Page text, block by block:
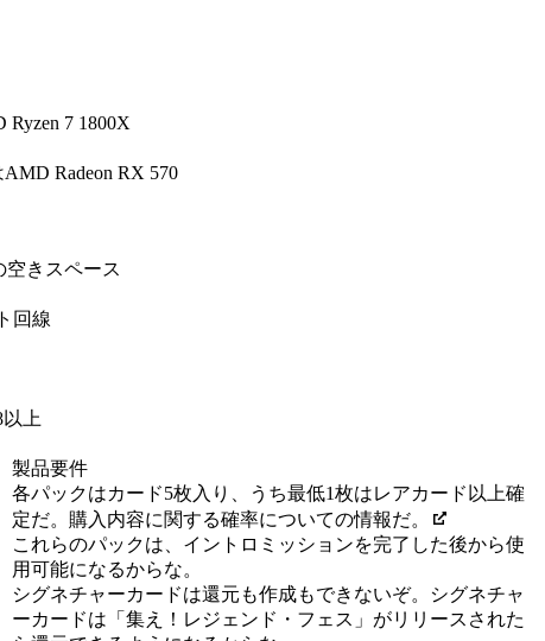
Ryzen 7 1800X
Radeon RX 570
空きスペース
回線
上
製品要件
各パックはカード5枚入り、うち最低1枚はレアカード以上確
定だ。購入内容に関する確率についての情報だ。
これらのパックは、イントロミッションを完了した後から使
用可能になるからな。
シグネチャーカードは還元も作成もできないぞ。シグネチャ
ーカードは「集え！レジェンド・フェス」がリリースされた